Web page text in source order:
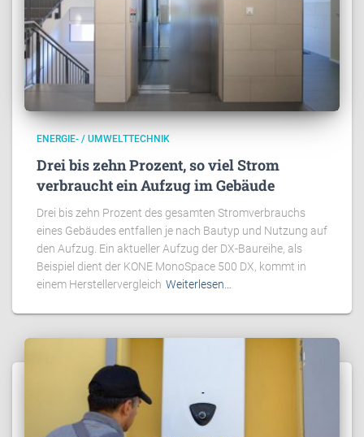
ENERGIE- / UMWELTTECHNIK
Drei bis zehn Prozent, so viel Strom
verbraucht ein Aufzug im Gebäude
Drei bis zehn Prozent des gesamten Stromverbrauchs
eines Gebäudes entfallen je nach Bautyp und Nutzung auf
den Aufzug. Ein aktueller Aufzug der DX-Baureihe, als
Beispiel dient der KONE MonoSpace 500 DX, kommt in
einem Herstellervergleich Weiterlesen…